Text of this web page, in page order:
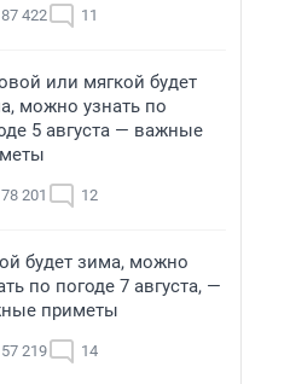
87 422 11
или мягкой будет
можно узнать по
5 августа — важные
78 201 12
будет зима, можно
по погоде 7 августа, —
приметы
57 219 14